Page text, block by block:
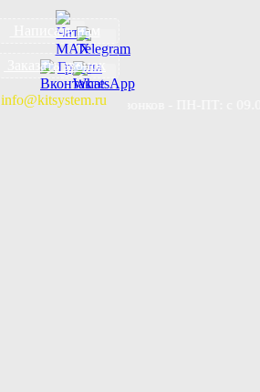
Приём звонков - ПН-ПТ: с 09.00 до
Написать нам
Заказать звонок
info@kitsystem.ru